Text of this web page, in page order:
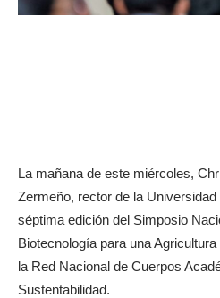
La mañana de este miércoles,
Zermeño, rector de la
séptima edición del Simposio
Biotecnología para una
la Red Nacional de Cuerpos
Sustentabilidad.